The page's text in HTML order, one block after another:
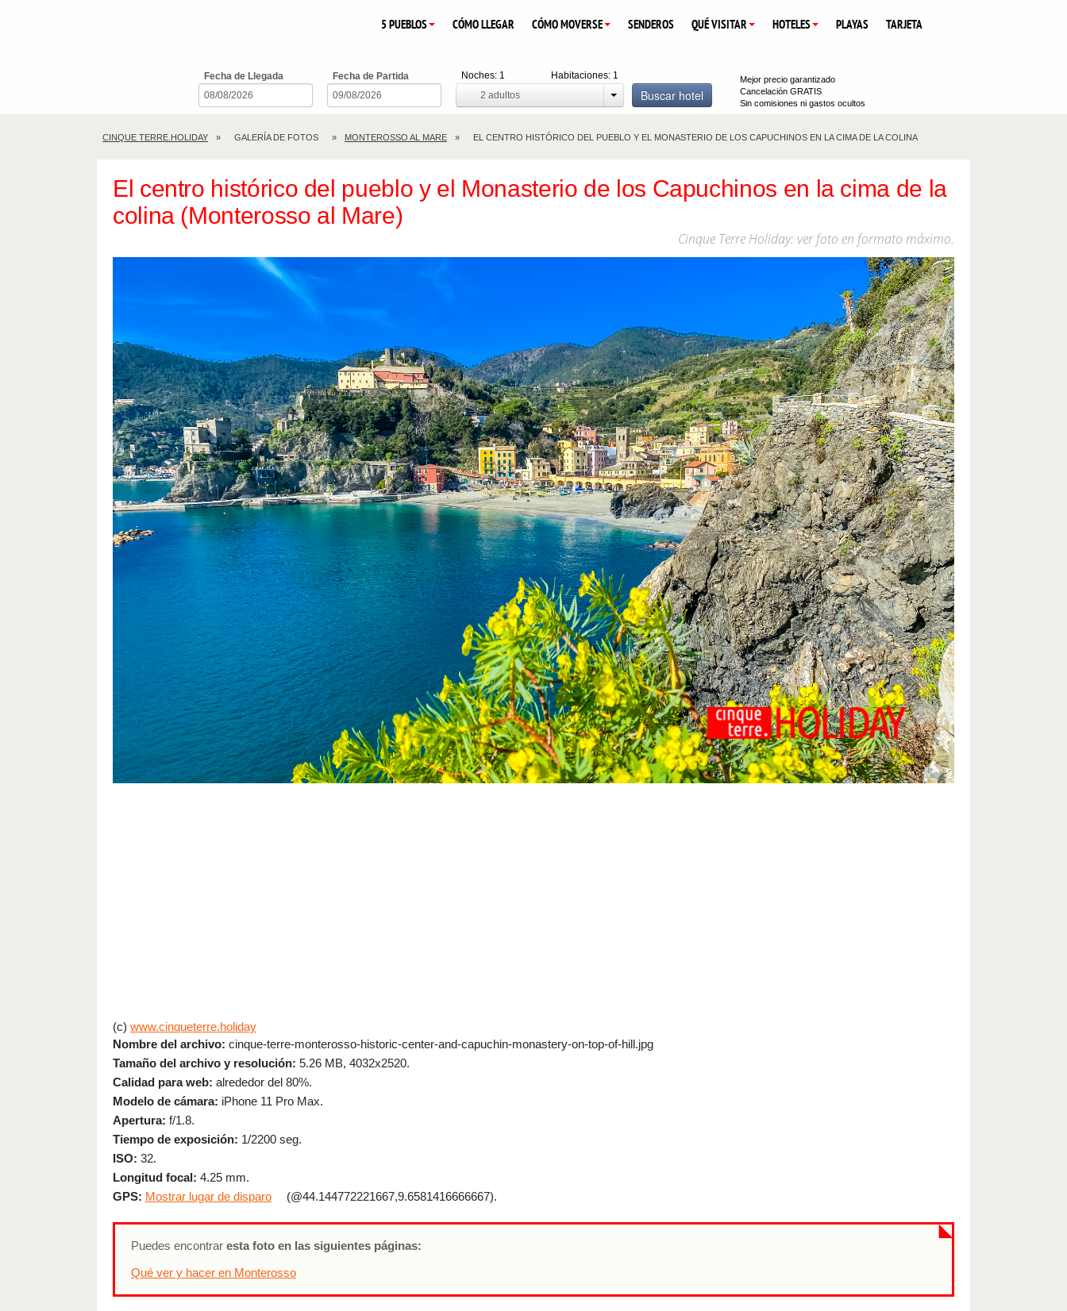
5 PUEBLOS CÓMO LLEGAR CÓMO MOVERSE SENDEROS QUÉ VISITAR HOTELES PLAYAS TARJETA
Fecha de Llegada
Fecha de Partida
2 adultos
Noches: 1 Habitaciones: 1
Buscar hotel
Mejor precio garantizado
Cancelación GRATIS
Sin comisiones ni gastos ocultos
CINQUE TERRE.HOLIDAY GALERÍA DE FOTOS MONTEROSSO AL MARE EL CENTRO HISTÓRICO DEL PUEBLO Y EL MONASTERIO DE LOS CAPUCHINOS EN LA CIMA DE LA COLINA
El centro histórico del pueblo y el Monasterio de los Capuchinos en la cima de la
colina (Monterosso al Mare)
Cinque Terre Holiday: ver foto en formato máximo.
(c) www.cinqueterre.holiday
Nombre del archivo: cinque-terre-monterosso-historic-center-and-capuchin-monastery-on-top-of-hill.jpg
Tamaño del archivo y resolución: 5.26 MB, 4032x2520.
Calidad para web: alrededor del 80%.
Modelo de cámara: iPhone 11 Pro Max.
Apertura: f/1.8.
Tiempo de exposición: 1/2200 seg.
ISO: 32.
Longitud focal: 4.25 mm.
GPS: Mostrar lugar de disparo (@44.144772221667,9.6581416666667).
Puedes encontrar esta foto en las siguientes páginas:
Qué ver y hacer en Monterosso